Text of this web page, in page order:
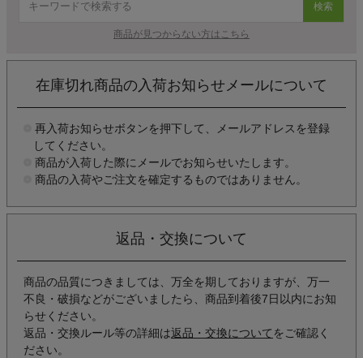
検索
商品が見つからない方はこちら
在庫切れ商品の入荷お知らせメールについて
再入荷お知らせボタンを押下して、メールアドレスを登録
してください。
商品が入荷した際にメールでお知らせいたします。
商品の入荷やご注文を確定するものではありません。
返品・交換について
商品の品質につきましては、万全を期しておりますが、万一
不良・破損などがございましたら、商品到着後7日以内にお知
らせください。
返品・交換ルール等の詳細は返品・交換について をご確認く
ださい。